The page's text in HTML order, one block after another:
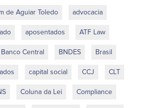
de Aguiar Toledo advocacia
aposentados ATF Law
Banco Central BNDES Brasil
capital social CCJ CLT
Coluna da Lei Compliance